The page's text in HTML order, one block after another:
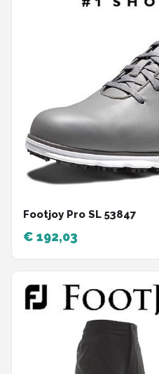
Footjoy Pro SL 53847
€ 192,03